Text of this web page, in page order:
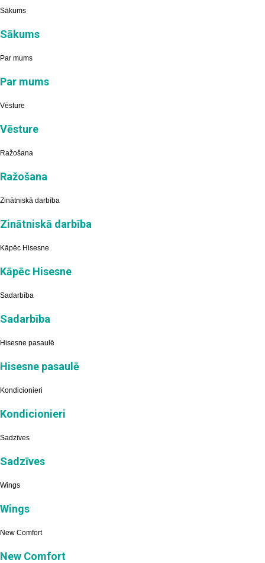
Sākums
Sākums
Par mums
Par mums
Vēsture
Vēsture
Ražošana
Ražošana
Zinātniskā darbība
Zinātniskā darbība
Kāpēc Hisesne
Kāpēc Hisesne
Sadarbība
Sadarbība
Hisesne pasaulē
Hisesne pasaulē
Kondicionieri
Kondicionieri
Sadzīves
Sadzīves
Wings
Wings
New Comfort
New Comfort